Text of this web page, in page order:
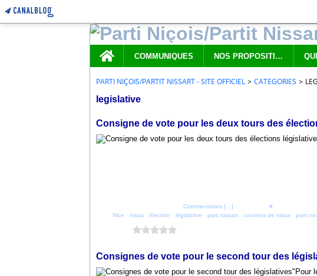
Home
COMMUNIQUES
NOS PROPOSITIONS
PARTI NIÇOIS/PARTIT NISSART - SITE OFFICIEL > CATEGORIES >
legislative
Consigne de vote pour les deux tours des
Commentaires [ ] #
Nice nissa élection législative pais nissart countea de nissa parti
Consignes de vote pour le second tour des
"Pour